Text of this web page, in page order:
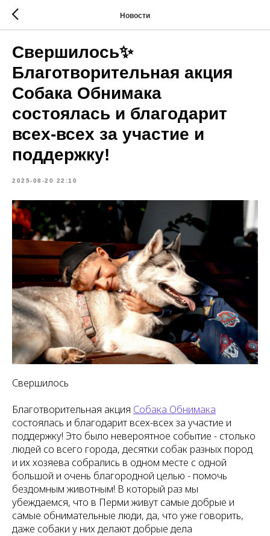
Новости
Свершилось✨
Благотворительная акция
Собака Обнимака
состоялась и благодарит
всех-всех за участие и
поддержку!
2025-08-20 22:10
Свершилось
Благотворительная акция Собака Обнимака
состоялась и благодарит всех-всех за участие и
поддержку! Это было невероятное событие - столько
людей со всего города, десятки собак разных пород
и их хозяева собрались в одном месте с одной
большой и очень благородной целью - помочь
бездомным животным! В который раз мы
убеждаемся, что в Перми живут самые добрые и
самые обнимательные люди, да, что уже говорить,
даже собаки у них делают добрые дела